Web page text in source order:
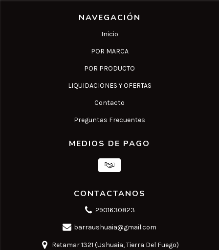
NAVEGACIÓN
Inicio
POR MARCA
POR PRODUCTO
LIQUIDACIONES Y OFERTAS
Contacto
Preguntas Frecuentes
MEDIOS DE PAGO
CONTACTANOS
2901630823
barraushuaia@gmail.com
Retamar 1321 (Ushuaia, Tierra Del Fuego)